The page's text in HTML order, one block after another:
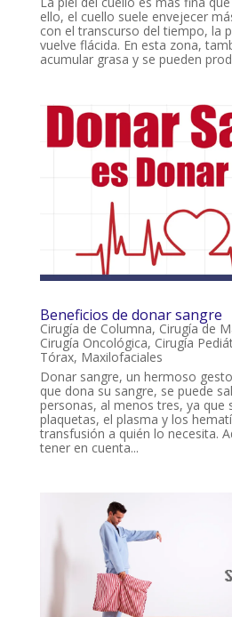
ello, el cuello suele envejecer
con el transcurso del tiempo, la
vuelve flácida. En esta zona,
acumular grasa y se pueden
Beneficios de donar sangre
Cirugía de Columna, Cirugía de
Cirugía Oncológica, Cirugía
Tórax, Maxilofaciales
Donar sangre, un hermoso
que dona su sangre, se puede
personas, al menos tres, ya que
plaquetas, el plasma y los
transfusión a quién lo necesita.
tener en cuenta...